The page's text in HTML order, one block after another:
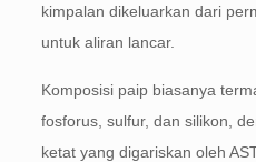
kimpalan dikeluarkan dari
untuk aliran lancar.
Komposisi paip biasanya
fosforus, sulfur, dan silikon,
ketat yang digariskan oleh